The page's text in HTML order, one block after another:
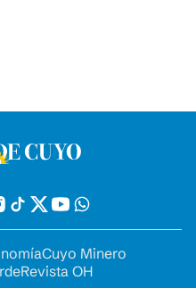
Cuyo Minero
Revista OH